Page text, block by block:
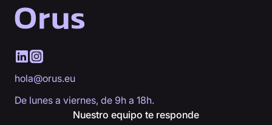
hola@orus.eu
De lunes a viernes, de 9h a 18h.
Nuestro equipo te responde